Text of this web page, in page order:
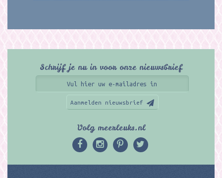
Schrijf je nu in voor onze nieuwsbrief
Aanmelden nieuwsbrief
Volg meerleuks.nl